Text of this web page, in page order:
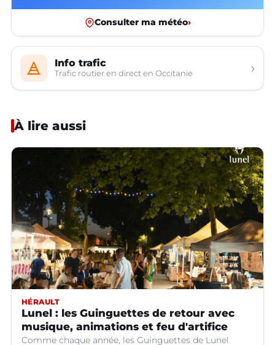
Consulter ma météo›
Info trafic
Trafic routier en direct en Occitanie ›
À lire aussi
HÉRAULT
Lunel : les Guinguettes de retour avec
musique, animations et feu d'artifice
Comme chaque année, les Guinguettes de Lunel